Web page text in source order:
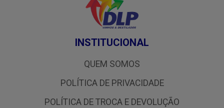
INSTITUCIONAL
QUEM SOMOS
POLÍTICA DE PRIVACIDADE
POLÍTICA DE TROCA E DEVOLUÇÃO